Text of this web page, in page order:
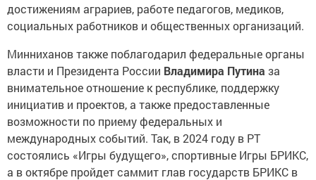
достижениям аграриев, работе педагогов, медиков,
социальных работников и общественных организаций.
Минниханов также поблагодарил федеральные органы
власти и Президента России Владимира Путина за
внимательное отношение к республике, поддержку
инициатив и проектов, а также предоставленные
возможности по приему федеральных и
международных событий. Так, в 2024 году в РТ
состоялись «Игры будущего», спортивные Игры БРИКС,
а в октябре пройдет саммит глав государств БРИКС в